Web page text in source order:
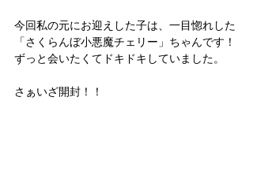
今回私の元にお迎えした子は、一目惚れした
「さくらんぼ小悪魔チェリー」ちゃんです！
ずっと会いたくてドキドキしていました。
さぁいざ開封！！